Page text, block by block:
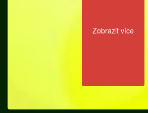
Zobrazit více